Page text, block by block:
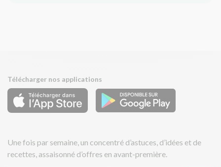
Télécharger nos applications
Une fois par semaine, un concentré d’astuces, d’idées et de
recettes, assaisonné d’offres en avant-première.